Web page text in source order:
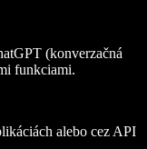
(konverzačná
funkciami.
alebo cez API